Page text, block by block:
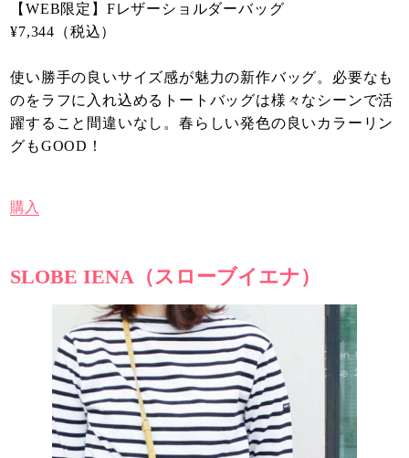
【WEB限定】Fレザーショルダーバッグ
¥7,344（税込）
使い勝手の良いサイズ感が魅力の新作バッグ。必要なも
のをラフに入れ込めるトートバッグは様々なシーンで活
躍すること間違いなし。春らしい発色の良いカラーリン
グもGOOD！
購入
SLOBE IENA（スローブイエナ）